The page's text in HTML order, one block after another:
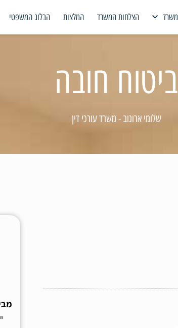
הצלחות המשרד המלצות הבלוג המשפטי
ביטוח חובה
שלומי ארונוב - משרד עורכי דין